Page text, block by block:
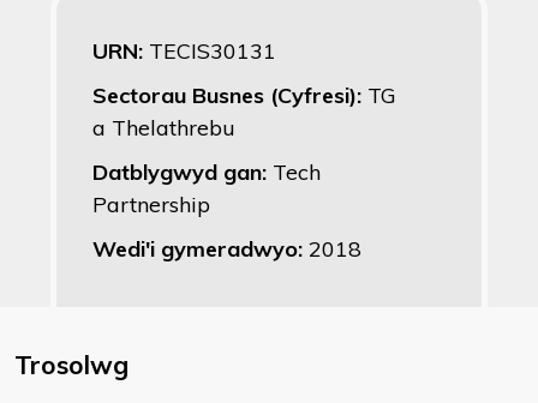
URN: TECIS30131
Sectorau Busnes (Cyfresi): TG
a Thelathrebu
Datblygwyd gan: Tech
Partnership
Wedi'i gymeradwyo: 2018
Trosolwg